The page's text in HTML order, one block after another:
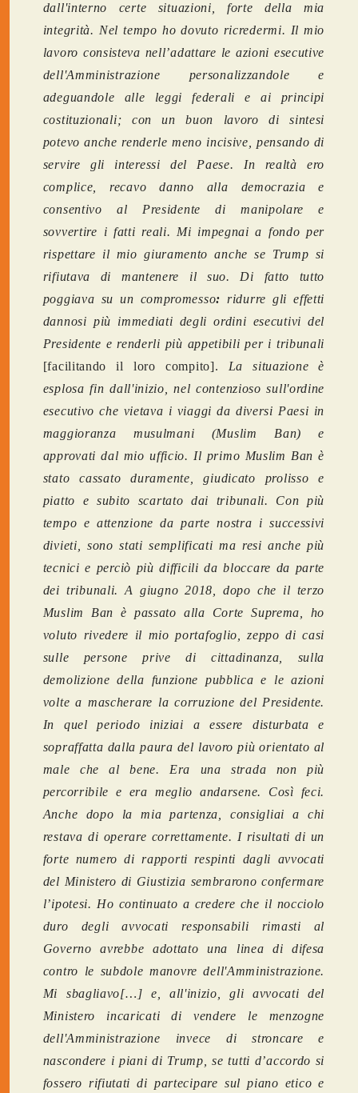
dall'interno certe situazioni, forte della mia
integrità. Nel tempo ho dovuto ricredermi. Il mio
lavoro consisteva nell’adattare le azioni esecutive
dell'Amministrazione personalizzandole e
adeguandole alle leggi federali e ai principi
costituzionali; con un buon lavoro di sintesi
potevo anche renderle meno incisive, pensando di
servire gli interessi del Paese. In realtà ero
complice, recavo danno alla democrazia e
consentivo al Presidente di manipolare e
sovvertire i fatti reali. Mi impegnai a fondo per
rispettare il mio giuramento anche se Trump si
rifiutava di mantenere il suo. Di fatto tutto
poggiava su un compromesso: ridurre gli effetti
dannosi più immediati degli ordini esecutivi del
Presidente e renderli più appetibili per i tribunali
[facilitando il loro compito]. La situazione è
esplosa fin dall'inizio, nel contenzioso sull'ordine
esecutivo che vietava i viaggi da diversi Paesi in
maggioranza musulmani (Muslim Ban) e
approvati dal mio ufficio. Il primo Muslim Ban è
stato cassato duramente, giudicato prolisso e
piatto e subito scartato dai tribunali. Con più
tempo e attenzione da parte nostra i successivi
divieti, sono stati semplificati ma resi anche più
tecnici e perciò più difficili da bloccare da parte
dei tribunali. A giugno 2018, dopo che il terzo
Muslim Ban è passato alla Corte Suprema, ho
voluto rivedere il mio portafoglio, zeppo di casi
sulle persone prive di cittadinanza, sulla
demolizione della funzione pubblica e le azioni
volte a mascherare la corruzione del Presidente.
In quel periodo iniziai a essere disturbata e
sopraffatta dalla paura del lavoro più orientato al
male che al bene. Era una strada non più
percorribile e era meglio andarsene. Così feci.
Anche dopo la mia partenza, consigliai a chi
restava di operare correttamente. I risultati di un
forte numero di rapporti respinti dagli avvocati
del Ministero di Giustizia sembrarono confermare
l’ipotesi. Ho continuato a credere che il nocciolo
duro degli avvocati responsabili rimasti al
Governo avrebbe adottato una linea di difesa
contro le subdole manovre dell'Amministrazione.
Mi sbagliavo[…] e, all'inizio, gli avvocati del
Ministero incaricati di vendere le menzogne
dell'Amministrazione invece di stroncare e
nascondere i piani di Trump, se tutti d’accordo si
fossero rifiutati di partecipare sul piano etico e